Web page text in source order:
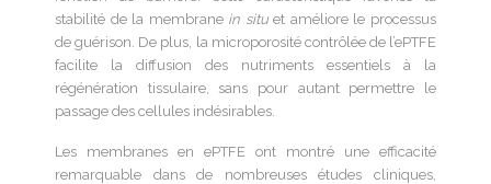
stabilité de la membrane in situet améliore le processus
de guérison. De plus, la microporosité contrôlée de l’ePTFE
facilite la diffusion des nutriments essentiels à la
régénération tissulaire, sans pour autant permettre le
passage des cellules indésirables.
Les membranes en ePTFE ont montré une efficacité
remarquable dans de nombreuses études cliniques,